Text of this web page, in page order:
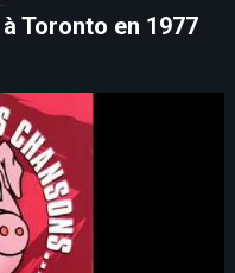
Toronto en 1977